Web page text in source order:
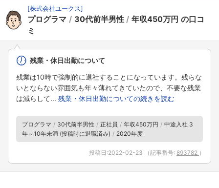
[株式会社ユークス]
プログラマ 30代前半男性 年収450万円
残業・休日出勤について
残業は10時で強制的に退社することになっています。残らな
いとならない雰囲気も年々薄れてきていたので、不要な残業
は減らして... 残業・休日出勤についての続きを読む
プログラマ 30代前半男性 正社員 年収450万円
中途入社 3
年～10年未満 (投稿時に退職済み)
2020年度
投稿日:2022-02-23 （記事番号: 893782 ）